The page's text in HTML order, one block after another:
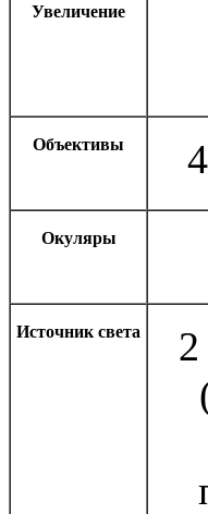
Увеличение
Объективы
Окуляры
Источник света
2